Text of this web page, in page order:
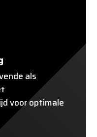
als
voor optimale